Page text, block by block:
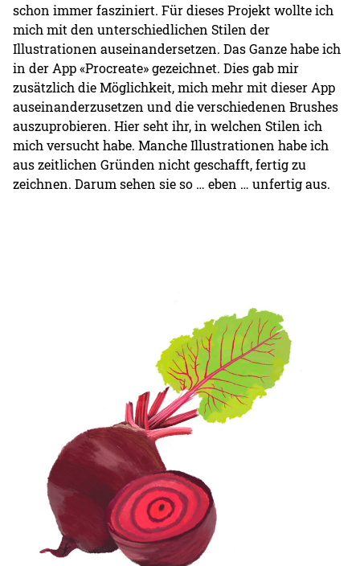
schon immer fasziniert. Für dieses Projekt wollte ich
mich mit den unterschiedlichen Stilen der
Illustrationen auseinandersetzen. Das Ganze habe ich
in der App «Procreate» gezeichnet. Dies gab mir
zusätzlich die Möglichkeit, mich mehr mit dieser App
auseinanderzusetzen und die verschiedenen Brushes
auszuprobieren. Hier seht ihr, in welchen Stilen ich
mich versucht habe. Manche Illustrationen habe ich
aus zeitlichen Gründen nicht geschafft, fertig zu
zeichnen. Darum sehen sie so … eben … unfertig aus.